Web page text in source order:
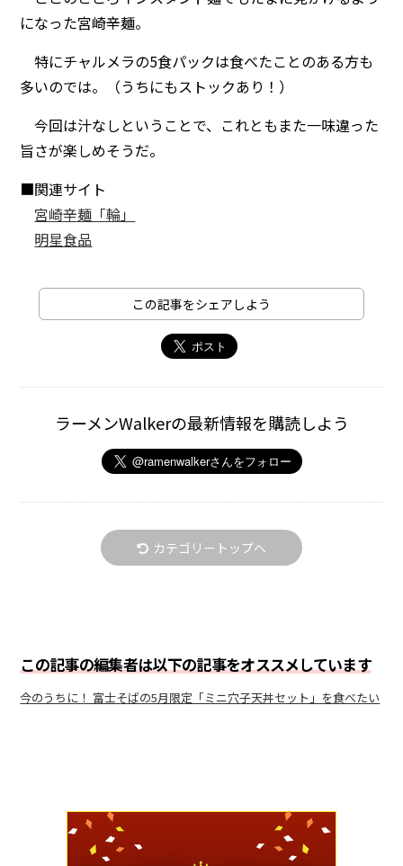
になった宮崎辛麺。
特にチャルメラの5食パックは食べたことのある方も
多いのでは。（うちにもストックあり！）
今回は汁なしということで、これともまた一味違った
旨さが楽しめそうだ。
■関連サイト
宮崎辛麺「輪」
明星食品
この記事をシェアしよう
ラーメンWalkerの最新情報を購読しよう
カテゴリートップへ
この記事の編集者は以下の記事をオススメしています
今のうちに！ 富士そばの5月限定「ミニ穴子天丼セット」を食べたい